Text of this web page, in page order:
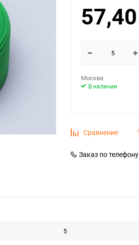
57,40
Москва
В наличии
Сравнение
Заказ по телефону
5